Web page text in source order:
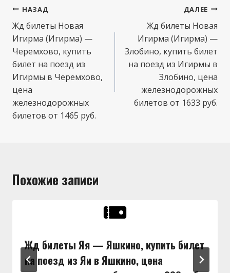
Навигация
по
записям
НАЗАД
Жд билеты Новая
Игирма (Игирма) —
Черемхово, купить
билет на поезд из
Игирмы в Черемхово,
цена
железнодорожных
билетов от 1465 руб.
ДАЛЕЕ
Жд билеты Новая
Игирма (Игирма) —
Злобино, купить билет
на поезд из Игирмы в
Злобино, цена
железнодорожных
билетов от 1633 руб.
Похожие записи
Жд билеты Яя — Яшкино, купить билет
на поезд из Яи в Яшкино, цена